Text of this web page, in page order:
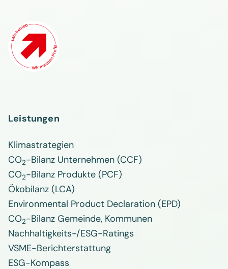
Leistungen
Klimastrategien
CO2-Bilanz Unternehmen (CCF)
CO2-Bilanz Produkte (PCF)
Ökobilanz (LCA)
Environmental Product Declaration (EPD)
CO2-Bilanz Gemeinde, Kommunen
Nachhaltigkeits-/ESG-Ratings
VSME-Berichterstattung
ESG-Kompass